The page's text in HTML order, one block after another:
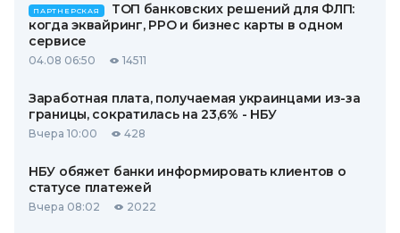
ПАРТНЕРСКАЯ
ТОП банковских решений для ФЛП:
когда эквайринг, РРО и бизнес карты в одном
сервисе
04.08 06:50 14511
Заработная плата, получаемая украинцами из-за
границы, сократилась на 23,6% - НБУ
Вчера 10:00 428
НБУ обяжет банки информировать клиентов о
статусе платежей
Вчера 08:02 2022